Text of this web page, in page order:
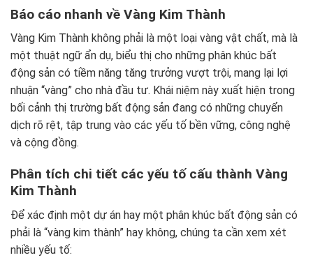
Báo cáo nhanh về Vàng Kim Thành
Vàng Kim Thành không phải là một loại vàng vật chất, mà là
một thuật ngữ ẩn dụ, biểu thị cho những phân khúc bất
động sản có tiềm năng tăng trưởng vượt trội, mang lại lợi
nhuận “vàng” cho nhà đầu tư. Khái niệm này xuất hiện trong
bối cảnh thị trường bất động sản đang có những chuyển
dịch rõ rệt, tập trung vào các yếu tố bền vững, công nghệ
và cộng đồng.
Phân tích chi tiết các yếu tố cấu thành Vàng
Kim Thành
Để xác định một dự án hay một phân khúc bất động sản có
phải là “vàng kim thành” hay không, chúng ta cần xem xét
nhiều yếu tố: